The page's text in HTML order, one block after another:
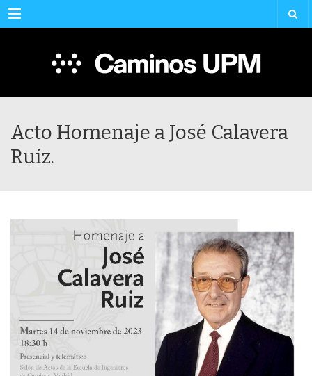
Menu
Acto Homenaje a José Calavera
Ruiz.